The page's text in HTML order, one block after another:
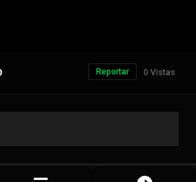
0 Vistas
Reportar